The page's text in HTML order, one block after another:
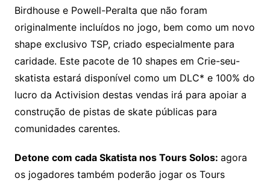
Birdhouse e Powell-Peralta que não foram
originalmente incluídos no jogo, bem como um novo
shape exclusivo TSP, criado especialmente para
caridade. Este pacote de 10 shapes em Crie-seu-
skatista estará disponível como um DLC* e 100% do
lucro da Activision destas vendas irá para apoiar a
construção de pistas de skate públicas para
comunidades carentes.
Detone com cada Skatista nos Tours Solos: agora
os jogadores também poderão jogar os Tours